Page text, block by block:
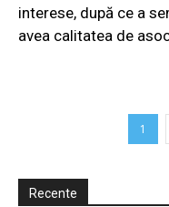
interese, după ce a
avea calitatea de
1
Recente